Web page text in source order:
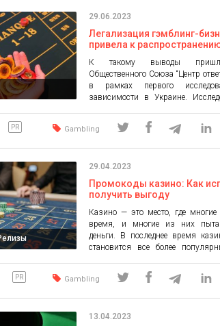
29.06.2023
Легализация гэмблинг-
привела к
К такому выводы
Общественного Союза “Центр
в рамках первого
зависимости в Украине.
участие в нем приняли
Министерство социальной
представителей украинского
Компании Favbet, VBET и Vulkan
[…]
PR Gambling
29.04.2023
Промокоды казино: Как
получить выгоду
Казино — это место, где
время, и многие из них
деньги. В последнее время
становится все более
позволяют игрокам получить
бонусы и выгоды. В этой статье
PR Gambling
13.04.2023